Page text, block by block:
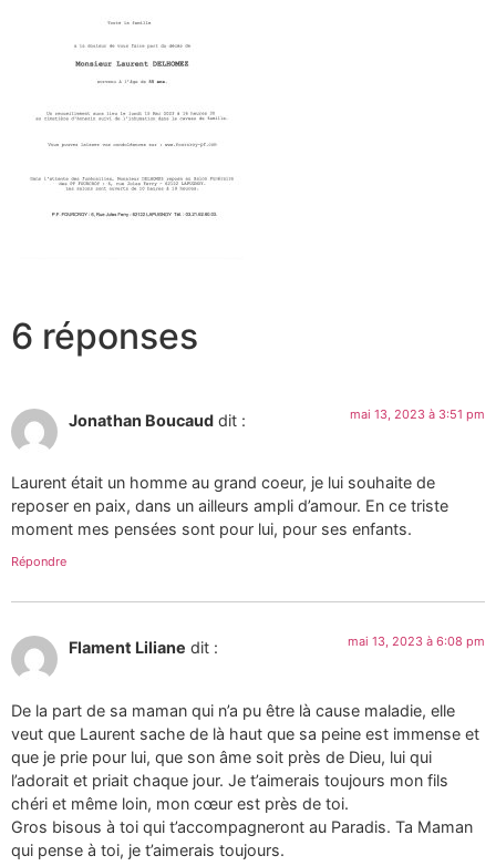
6 réponses
Jonathan Boucaud dit : mai 13, 2023 à 3:51 pm
Laurent était un homme au grand coeur, je lui souhaite de
reposer en paix, dans un ailleurs ampli d’amour. En ce triste
moment mes pensées sont pour lui, pour ses enfants.
Répondre
Flament Liliane dit : mai 13, 2023 à 6:08 pm
De la part de sa maman qui n’a pu être là cause maladie, elle
veut que Laurent sache de là haut que sa peine est immense et
que je prie pour lui, que son âme soit près de Dieu, lui qui
l’adorait et priait chaque jour. Je t’aimerais toujours mon fils
chéri et même loin, mon cœur est près de toi.
Gros bisous à toi qui t’accompagneront au Paradis. Ta Maman
qui pense à toi, je t’aimerais toujours.